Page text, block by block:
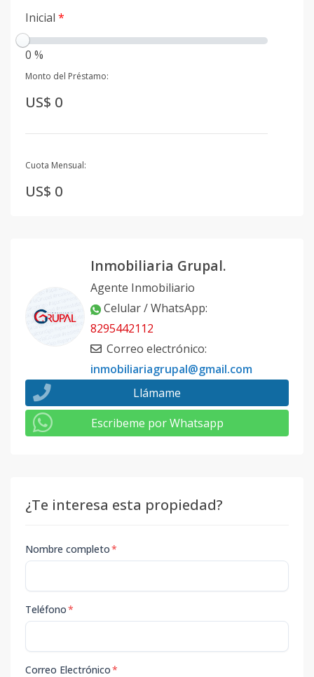
Inicial *
0 %
Monto del Préstamo:
US$ 0
Cuota Mensual:
US$ 0
Inmobiliaria Grupal.
Agente Inmobiliario
Celular / WhatsApp:
8295442112
Correo electrónico:
inmobiliariagrupal@gmail.com
Llámame
Escribeme por Whatsapp
¿Te interesa esta propiedad?
Nombre completo*
Teléfono*
Correo Electrónico*